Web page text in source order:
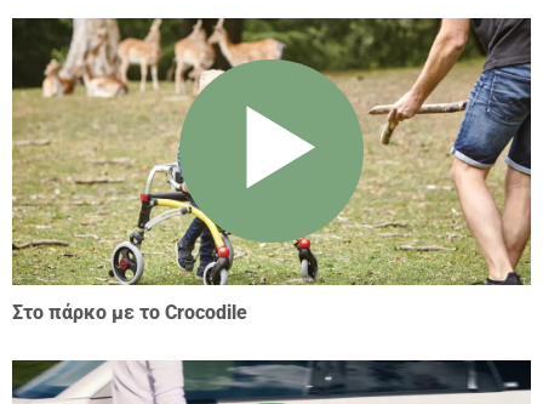
Στο πάρκο με το Crocodile